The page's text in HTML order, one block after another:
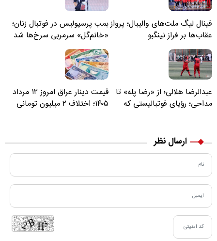
فینال لیگ ملت‌های والیبال؛ پرواز
عقاب‌ها بر فراز نینگبو
بمب پرسپولیس در فوتبال زنان؛
«خانم‌گل» سرمربی سرخ‌ها شد
عبدالرضا هلالی؛ از «رضا پله» تا
مداحی؛ رؤیای فوتبالیستی که
قیمت دینار عراق امروز ۱۲ مرداد
۱۴۰۵؛ اختلاف ۲ میلیون تومانی
ارسال نظر